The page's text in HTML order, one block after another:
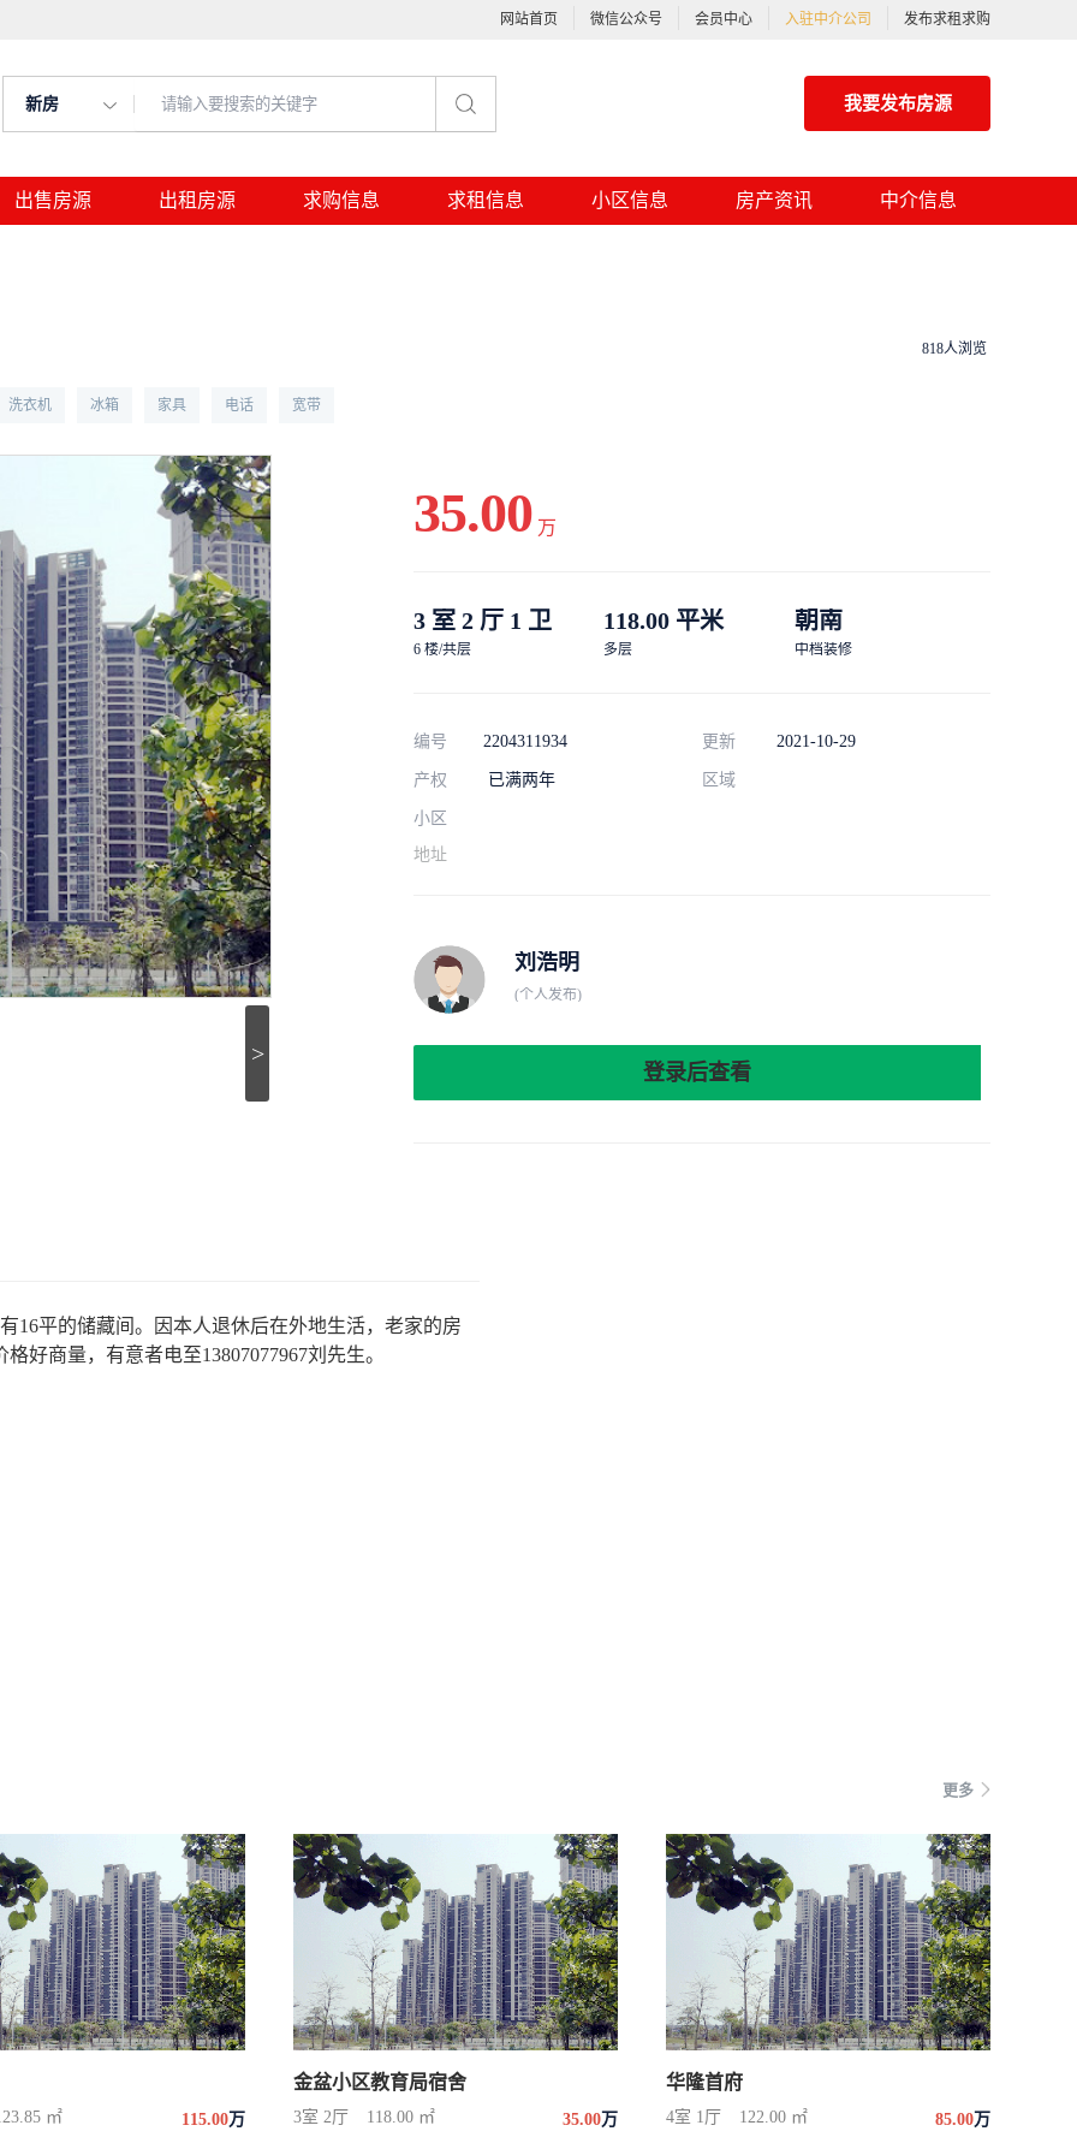
网站首页 微信公众号 会员中心 入驻中介公司 发布求租求购
新房 我要发布房源
出售房源 出租房源 求购信息 求租信息 小区信息 房产资讯 中介信息
洗衣机 冰箱 家具 电话 宽带
818人浏览
>
35.00 万
3 室 2 厅 1 卫
6 楼/共层
118.00 平米
多层
朝南
中档装修
编号 2204311934 更新 2021-10-29
产权 已满两年 区域
小区
地址
刘浩明
(个人发布)
登录后查看
16平的储藏间。因本人退休后在外地生活，老家的房
好商量，有意者电至13807077967刘先生。
更多
㎡ 115.00万
金盆小区教育局宿舍
3室 2厅 118.00 ㎡ 35.00万
华隆首府
4室 1厅 122.00 ㎡ 85.00万